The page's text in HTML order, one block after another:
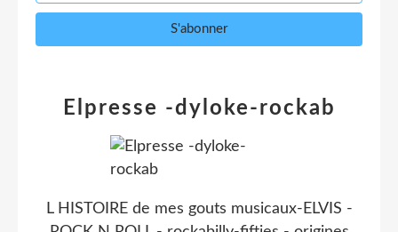
Elpresse -dyloke-rockab
L HISTOIRE de mes gouts musicaux-ELVIS -